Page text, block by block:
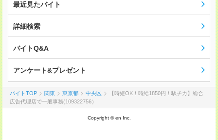
最近見たバイト
詳細検索
バイトQ&A
アンケート&プレゼント
バイトTOP 関東 東京都 中央区
【時短OK！時給1850円！駅チカ】総合
広告代理店で一般事務(109322756）
Copyright © en Inc.